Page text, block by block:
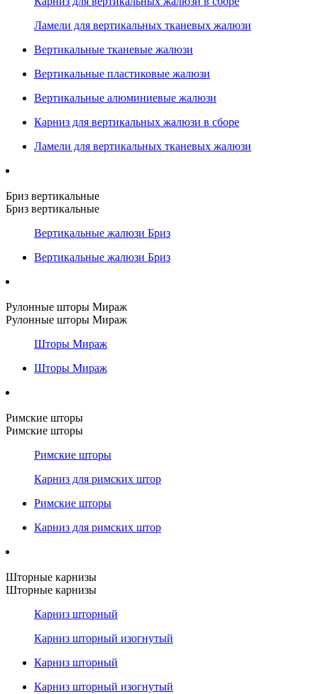
Ламели для вертикальных тканевых жалюзи
Вертикальные тканевые жалюзи
Вертикальные пластиковые жалюзи
Вертикальные алюминиевые жалюзи
Карниз для вертикальных жалюзи в сборе
Ламели для вертикальных тканевых жалюзи
Бриз вертикальные
Бриз вертикальные
Вертикальные жалюзи Бриз
Вертикальные жалюзи Бриз
Рулонные шторы Мираж
Рулонные шторы Мираж
Шторы Мираж
Шторы Мираж
Римские шторы
Римские шторы
Римские шторы
Карниз для римских штор
Римские шторы
Карниз для римских штор
Шторные карнизы
Шторные карнизы
Карниз шторный
Карниз шторный изогнутый
Карниз шторный
Карниз шторный изогнутый